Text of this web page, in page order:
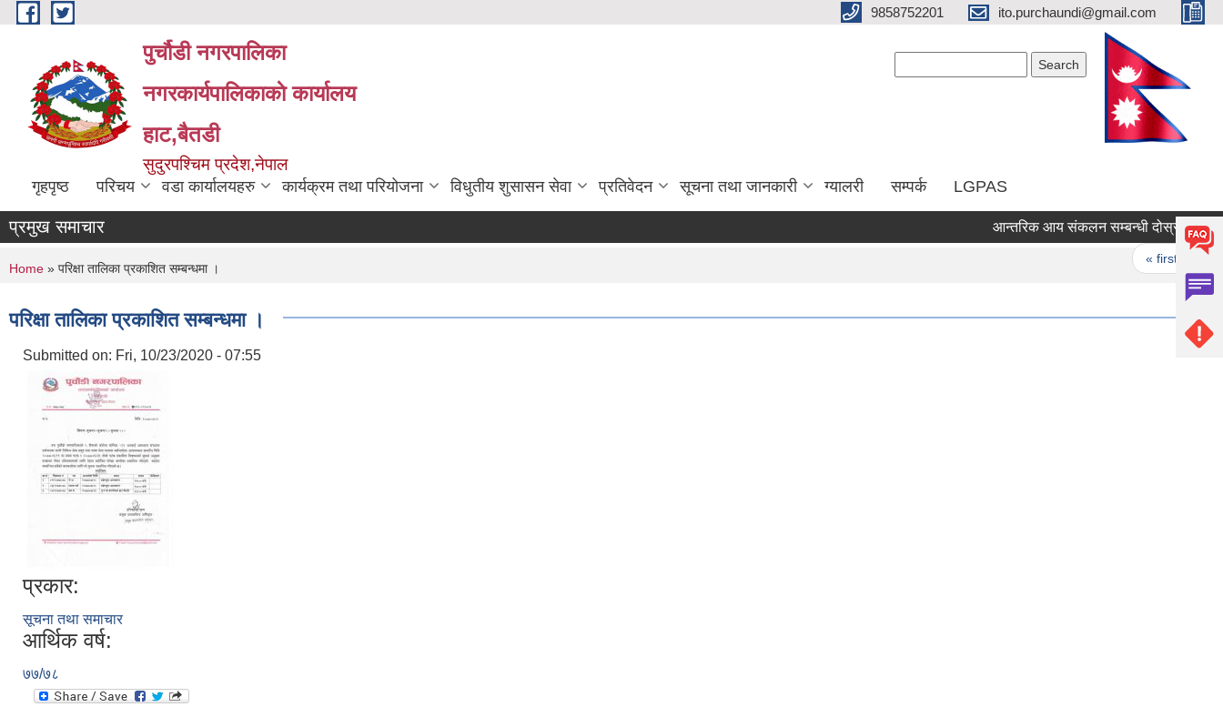
Skip to main content 9858752201 ito.purchaundi@gmail.com
पुर्चौडी नगरपालिका
नगरकार्यपालिकाकाे कार्यालय
हाट,बैतडी
सुदुरपश्चिम प्रदेश,नेपाल
गृहपृष्ठ परिचय वडा कार्यालयहरु कार्यक्रम तथा परियोजना विधुतीय शुसासन सेवा प्रतिवेदन सूचना तथा जानकारी ग्यालरी सम्पर्क LGPAS
प्रमुख समाचार आन्तरिक आय संकलन सम्बन्धी दोस्रो पटक
« first ‹
You are here
Home » परिक्षा तालिका प्रकाशित सम्बन्धमा ।
परिक्षा तालिका प्रकाशित सम्बन्धमा ।
Submitted on: Fri, 10/23/2020 - 07:55
प्रकार:
सूचना तथा समाचार
आर्थिक वर्ष:
७७/७८